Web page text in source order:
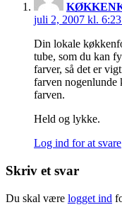
juli 2, 2007 kl.
Din lokale
tube, som du kan
farver, så det er
farven nogenlunde
farven.
Held og lykke.
Log ind for at svare
Skriv et svar
Du skal være logget ind